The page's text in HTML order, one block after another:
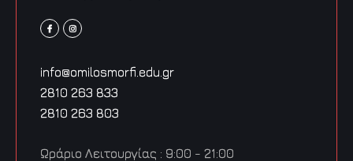
info@omilosmorfi.edu.gr
2810 263 833
2810 263 803
Ωράριο Λειτουργίας : 9:00 - 21:00